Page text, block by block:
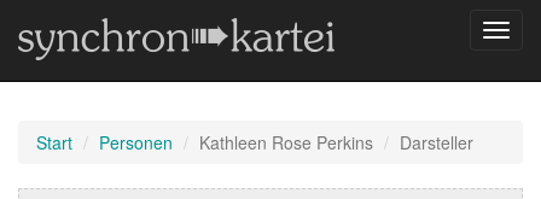
Start Personen Kathleen Rose Perkins Darsteller